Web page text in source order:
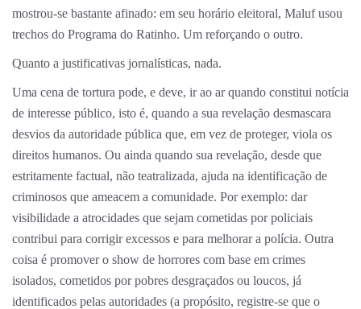
mostrou-se bastante afinado: em seu horário eleitoral, Maluf usou
trechos do Programa do Ratinho. Um reforçando o outro.
Quanto a justificativas jornalísticas, nada.
Uma cena de tortura pode, e deve, ir ao ar quando constitui notícia
de interesse público, isto é, quando a sua revelação desmascara
desvios da autoridade pública que, em vez de proteger, viola os
direitos humanos. Ou ainda quando sua revelação, desde que
estritamente factual, não teatralizada, ajuda na identificação de
criminosos que ameacem a comunidade. Por exemplo: dar
visibilidade a atrocidades que sejam cometidas por policiais
contribui para corrigir excessos e para melhorar a polícia. Outra
coisa é promover o show de horrores com base em crimes
isolados, cometidos por pobres desgraçados ou loucos, já
identificados pelas autoridades (a propósito, registre-se que o